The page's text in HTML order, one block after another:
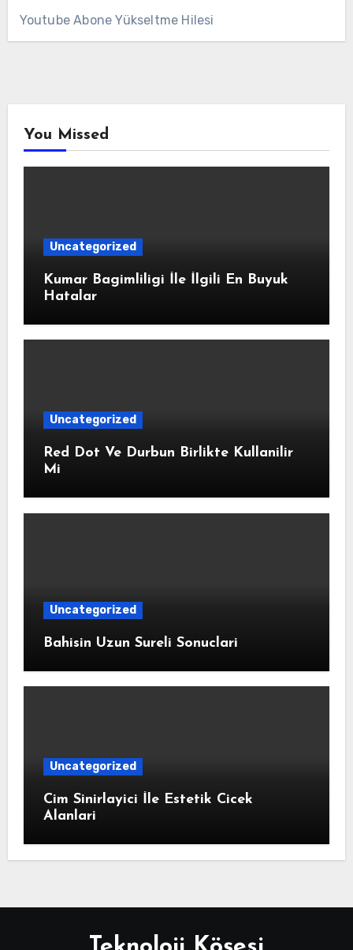
Youtube Abone Yükseltme Hilesi
You Missed
Uncategorized
Kumar Bagimliligi İle İlgili En Buyuk
Hatalar
Uncategorized
Red Dot Ve Durbun Birlikte Kullanilir
Mi
Uncategorized
Bahisin Uzun Sureli Sonuclari
Uncategorized
Cim Sinirlayici İle Estetik Cicek
Alanlari